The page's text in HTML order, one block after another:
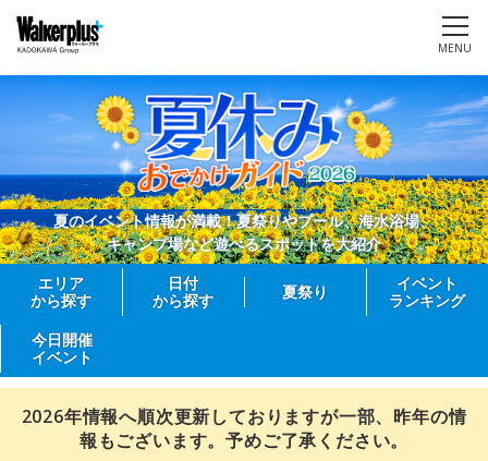
MENU
夏のイベント情報が満載！夏祭りやプール、海水浴場、
キャンプ場など遊べるスポットを大紹介
エリア
から探す
日付
から探す
夏祭り
イベント
ランキング
今日開催
イベント
2026年情報へ順次更新しておりますが一部、昨年の情
報もございます。予めご了承ください。